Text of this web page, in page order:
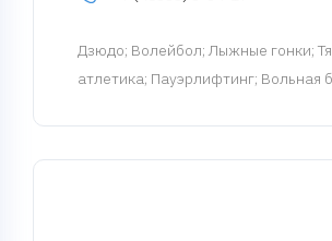
Дзюдо; Волейбол; Лыжные гонки;
атлетика; Пауэрлифтинг; Вольная